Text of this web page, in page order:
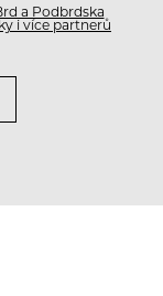
a Podbrdska
i více partnerů